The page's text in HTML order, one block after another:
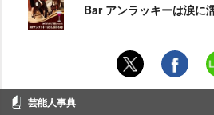
Bar アンラッキーは涙に
芸能人事典